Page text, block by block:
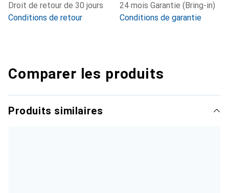
Droit de retour de 30 jours
Conditions de retour
24 mois Garantie (Bring-in)
Conditions de garantie
Comparer les produits
Produits similaires